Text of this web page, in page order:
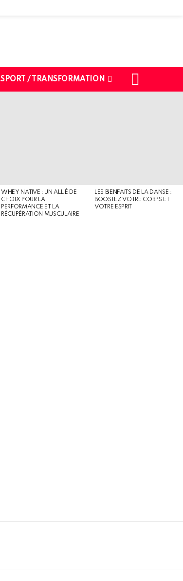
SPORT / TRANSFORMATION
WHEY NATIVE : UN ALLIÉ DE
CHOIX POUR LA
PERFORMANCE ET LA
RÉCUPÉRATION MUSCULAIRE
LES BIENFAITS DE LA DANSE :
BOOSTEZ VOTRE CORPS ET
VOTRE ESPRIT